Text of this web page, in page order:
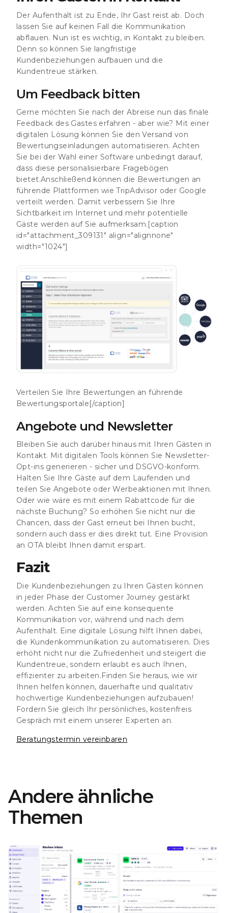
Der Aufenthalt ist zu Ende, Ihr Gast reist ab. Doch
lassen Sie auf keinen Fall die Kommunikation
abflauen. Nun ist es wichtig, in Kontakt zu bleiben.
Denn so können Sie langfristige
Kundenbeziehungen aufbauen und die
Kundentreue stärken.
Um Feedback bitten
Gerne möchten Sie nach der Abreise nun das finale
Feedback des Gastes erfahren - aber wie? Mit einer
digitalen Lösung können Sie den Versand von
Bewertungseinladungen automatisieren. Achten
Sie bei der Wahl einer Software unbedingt darauf,
dass diese personalisierbare Fragebögen
bietet.Anschließend können die Bewertungen an
führende Plattformen wie TripAdvisor oder Google
verteilt werden. Damit verbessern Sie Ihre
Sichtbarkeit im Internet und mehr potentielle
Gäste werden auf Sie aufmerksam.[caption
id="attachment_309131" align="alignnone"
width="1024"]
Verteilen Sie Ihre Bewertungen an führende
Bewertungsportale[/caption]
Angebote und Newsletter
Bleiben Sie auch darüber hinaus mit Ihren Gästen in
Kontakt. Mit digitalen Tools können Sie Newsletter-
Opt-ins generieren - sicher und DSGVO-konform.
Halten Sie Ihre Gäste auf dem Laufenden und
teilen Sie Angebote oder Werbeaktionen mit Ihnen.
Oder wie wäre es mit einem Rabattcode für die
nächste Buchung? So erhöhen Sie nicht nur die
Chancen, dass der Gast erneut bei Ihnen bucht,
sondern auch dass er dies direkt tut. Eine Provision
an OTA bleibt Ihnen damit erspart.
Fazit
Die Kundenbeziehungen zu Ihren Gästen können
in jeder Phase der Customer Journey gestärkt
werden. Achten Sie auf eine konsequente
Kommunikation vor, während und nach dem
Aufenthalt. Eine digitale Lösung hilft Ihnen dabei,
die Kundenkommunikation zu automatisieren. Dies
erhöht nicht nur die Zufriedenheit und steigert die
Kundentreue, sondern erlaubt es auch Ihnen,
effizienter zu arbeiten.Finden Sie heraus, wie wir
Ihnen helfen können, dauerhafte und qualitativ
hochwertige Kundenbeziehungen aufzubauen!
Fordern Sie gleich Ihr persönliches, kostenfreis
Gespräch mit einem unserer Experten an.
Beratungstermin vereinbaren
Andere ähnliche
Themen